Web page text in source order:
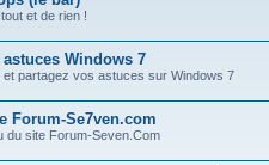
et de rien !
Windows 7
et partagez vos astuces sur Windows 7
Forum-Se7ven.com
du site Forum-Seven.Com